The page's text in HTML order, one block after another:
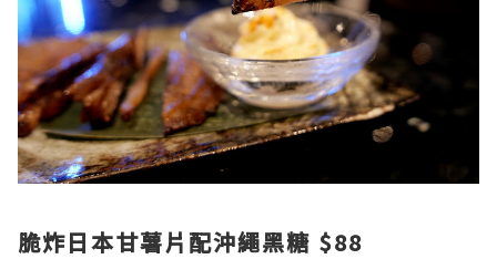
脆炸日本甘薯片配沖繩黑糖 $88